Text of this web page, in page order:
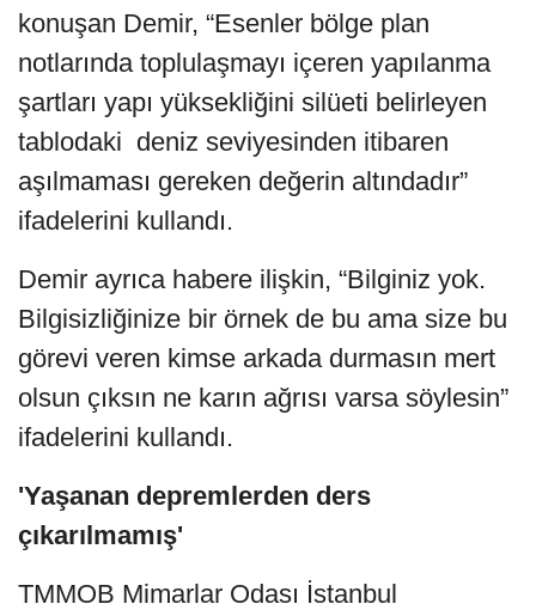
konuşan Demir, “Esenler bölge plan
notlarında toplulaşmayı içeren yapılanma
şartları yapı yüksekliğini silüeti belirleyen
tablodaki deniz seviyesinden itibaren
aşılmaması gereken değerin altındadır”
ifadelerini kullandı.
Demir ayrıca habere ilişkin, “Bilginiz yok.
Bilgisizliğinize bir örnek de bu ama size bu
görevi veren kimse arkada durmasın mert
olsun çıksın ne karın ağrısı varsa söylesin”
ifadelerini kullandı.
'Yaşanan depremlerden ders
çıkarılmamış'
TMMOB Mimarlar Odası İstanbul